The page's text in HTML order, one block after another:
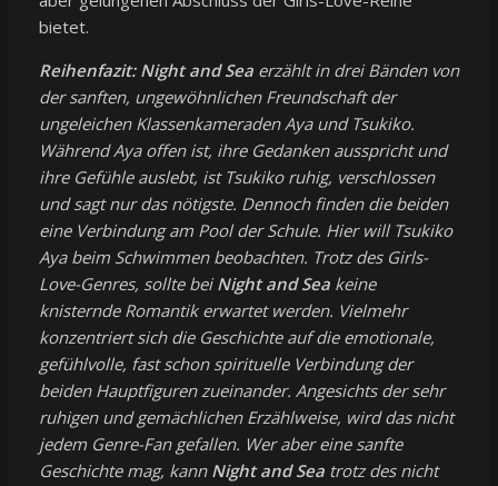
bietet.
Reihenfazit: Night and Seaerzählt in drei Bänden von
der sanften, ungewöhnlichen Freundschaft der
ungeleichen Klassenkameraden Aya und Tsukiko.
Während Aya offen ist, ihre Gedanken ausspricht und
ihre Gefühle auslebt, ist Tsukiko ruhig, verschlossen
und sagt nur das nötigste. Dennoch finden die beiden
eine Verbindung am Pool der Schule. Hier will Tsukiko
Aya beim Schwimmen beobachten. Trotz des Girls-
Love-Genres, sollte beiNight and Seakeine
knisternde Romantik erwartet werden. Vielmehr
konzentriert sich die Geschichte auf die emotionale,
gefühlvolle, fast schon spirituelle Verbindung der
beiden Hauptfiguren zueinander. Angesichts der sehr
ruhigen und gemächlichen Erzählweise, wird das nicht
jedem Genre-Fan gefallen. Wer aber eine sanfte
Geschichte mag, kann Night and Seatrotz des nicht